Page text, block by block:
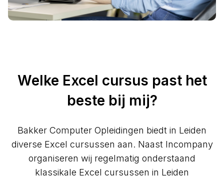
Welke Excel cursus past het
beste bij mij?
Bakker Computer Opleidingen biedt in Leiden
diverse Excel cursussen aan. Naast Incompany
organiseren wij regelmatig onderstaand
klassikale Excel cursussen in Leiden